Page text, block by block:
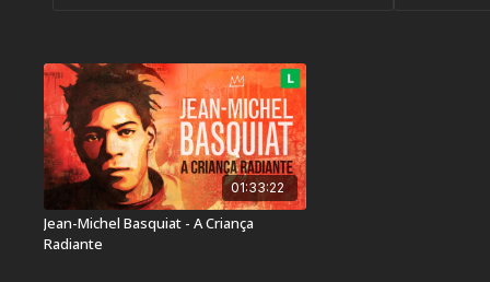
01:33:22
Jean-Michel Basquiat - A Criança
Radiante